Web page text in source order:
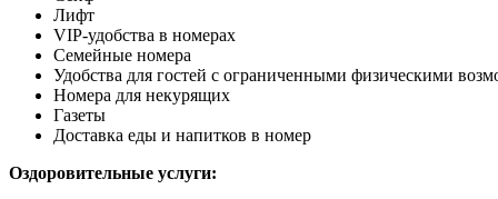
Лифт
VIP-удобства в номерах
Семейные номера
Удобства для гостей с ограниченными физическими
Номера для некурящих
Газеты
Доставка еды и напитков в номер
Оздоровительные услуги: